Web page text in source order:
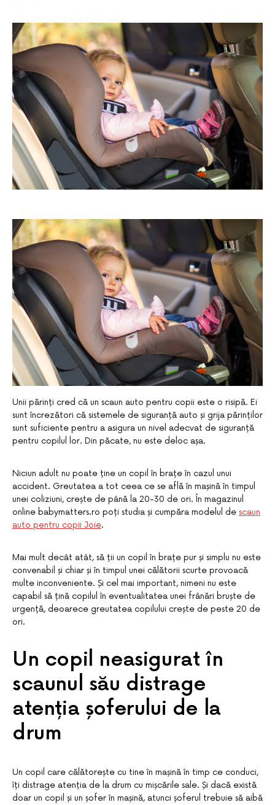
Unii părinți cred că un scaun auto pentru copii este o risipă. Ei
sunt încrezători că sistemele de siguranță auto și grija părinților
sunt suficiente pentru a asigura un nivel adecvat de siguranță
pentru copilul lor. Din păcate, nu este deloc așa.
Niciun adult nu poate ține un copil în brațe în cazul unui
accident. Greutatea a tot ceea ce se află în mașină în timpul
unei coliziuni, crește de până la 20-30 de ori. În magazinul
online babymatters.ro poți studia și cumpăra modelul de scaun
auto pentru copii Joie.
Mai mult decât atât, să ții un copil în brațe pur și simplu nu este
convenabil și chiar și în timpul unei călătorii scurte provoacă
multe inconveniente. Și cel mai important, nimeni nu este
capabil să țină copilul în eventualitatea unei frânări bruște de
urgență, deoarece greutatea copilului crește de peste 20 de
ori.
Un copil neasigurat în
scaunul său distrage
atenția șoferului de la
drum
Un copil care călătorește cu tine în mașină în timp ce conduci,
îți distrage atenția de la drum cu mișcările sale. Și dacă există
doar un copil și un șofer în mașină, atunci șoferul trebuie să aibă